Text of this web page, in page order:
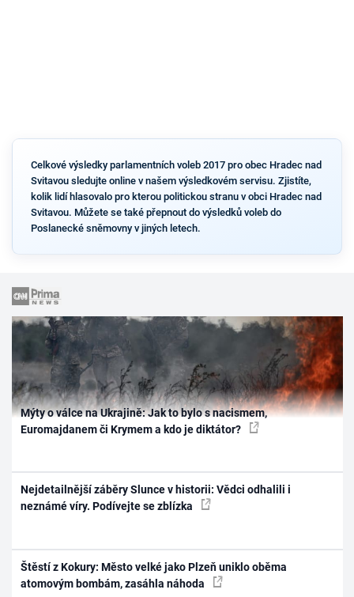
Celkové výsledky parlamentních voleb 2017 pro obec Hradec nad
Svitavou sledujte online v našem výsledkovém servisu. Zjistíte,
kolik lidí hlasovalo pro kterou politickou stranu v obci Hradec nad
Svitavou. Můžete se také přepnout do výsledků voleb do
Poslanecké sněmovny v jiných letech.
Mýty o válce na Ukrajině: Jak to bylo s nacismem,
Euromajdanem či Krymem a kdo je diktátor?
Nejdetailnější záběry Slunce v historii: Vědci odhalili i
neznámé víry. Podívejte se zblízka
Štěstí z Kokury: Město velké jako Plzeň uniklo oběma
atomovým bombám, zasáhla náhoda